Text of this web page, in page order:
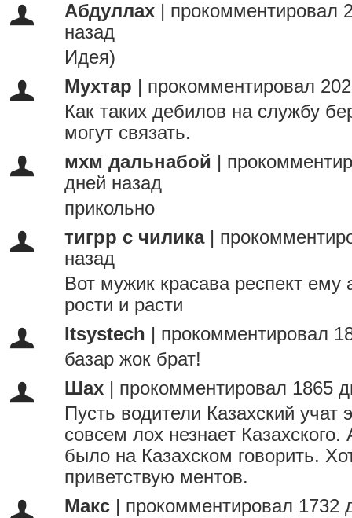
Абдуллах
прокомментировал
назад
Идея)
Мухтар
прокомментировал
Как таких дебилов на службу
могут связать.
мхм дальнабой
дней назад
прикольно
тигрр с чилика|
назад
Вот мужик красава респект
рости и расти
Itsystech
прокомментировал
базар жок брат!
Шах
прокомментировал 1865
Пусть водители Казахский учат
совсем лох незнает
было на Казахском говорить.
приветствую ментов.
Макс
прокомментировал 1732